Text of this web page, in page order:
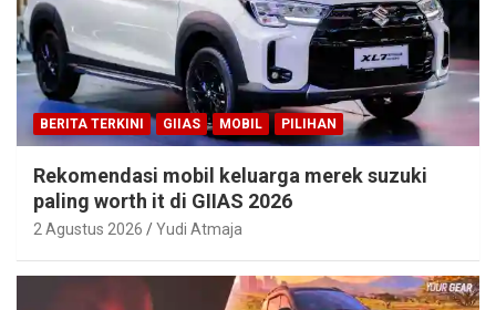
BERITA TERKINI GIIAS MOBIL PILIHAN
Rekomendasi mobil keluarga merek suzuki
paling worth it di GIIAS 2026
2 Agustus 2026 Yudi Atmaja